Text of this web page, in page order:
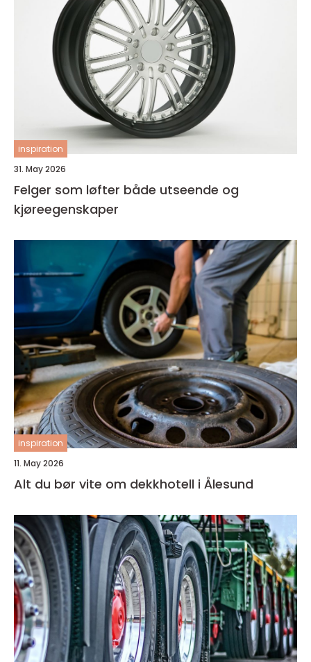
inspiration
31. May 2026
Felger som løfter både utseende og
kjøreegenskaper
inspiration
11. May 2026
Alt du bør vite om dekkhotell i Ålesund